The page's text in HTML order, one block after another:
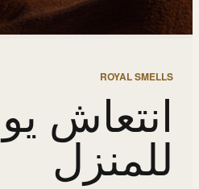
ROYAL SMELLS
انتعاش
للمنزل